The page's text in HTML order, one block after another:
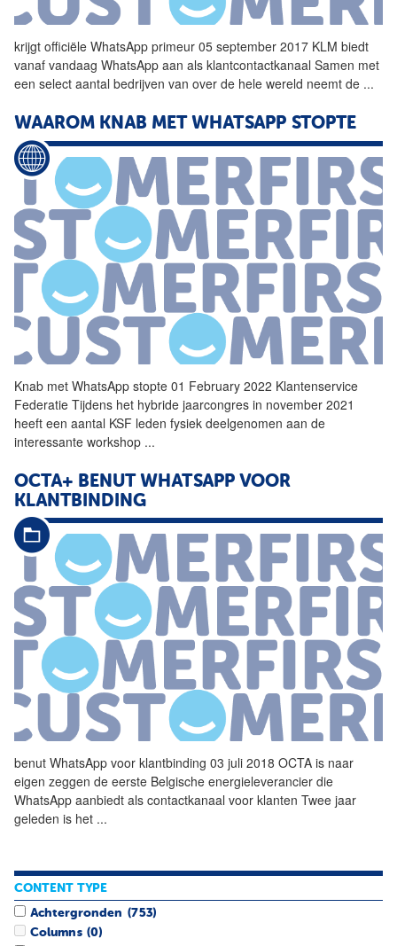
krijgt officiële WhatsApp primeur 05 september 2017 KLM biedt
vanaf vandaag WhatsApp aan als klantcontactkanaal Samen met
een select aantal bedrijven van over de hele wereld neemt de ...
WAAROM KNAB MET WHATSAPP STOPTE
Knab met WhatsApp stopte 01 February 2022 Klantenservice
Federatie Tijdens het hybride jaarcongres in november 2021
heeft een aantal KSF leden fysiek deelgenomen aan de
interessante workshop ...
OCTA+ BENUT WHATSAPP VOOR
KLANTBINDING
benut WhatsApp voor klantbinding 03 juli 2018 OCTA is naar
eigen zeggen de eerste Belgische energieleverancier die
WhatsApp aanbiedt als contactkanaal voor klanten Twee jaar
geleden is het ...
CONTENT TYPE
Achtergronden (753)
Columns (0)